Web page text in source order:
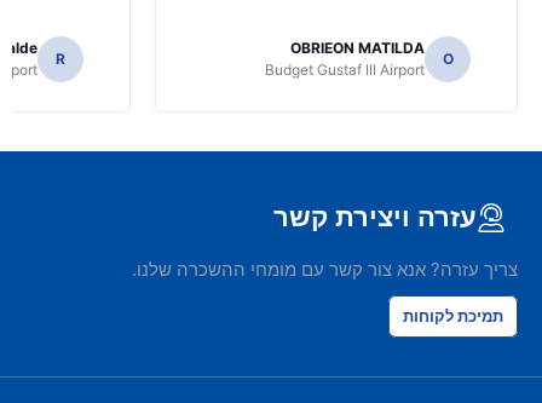
O
OBRIEON MATILDA
Budget Gustaf III Airport
R
עזרה ויצירת קשר
צריך עזרה? אנא צור קשר עם מומחי ההשכרה שלנו.
תמיכת לקוחות